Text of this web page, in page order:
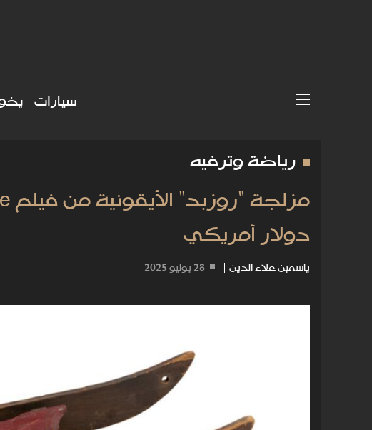
سيارات
رياضة وترفيه
دولار أمريكي
ياسمين علاء الدين | 28 يوليو 2025